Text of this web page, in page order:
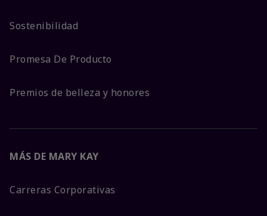
Sostenibilidad
Promesa De Producto
Premios de belleza y honores
MÁS DE MARY KAY
Carreras Corporativas